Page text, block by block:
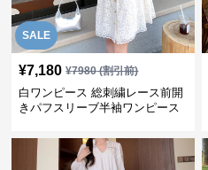
SALE
¥7,180 ¥7980(割引前)
白ワンピース 総刺繍レース前開
きパフスリーブ半袖ワンピース